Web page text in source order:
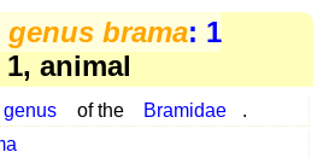
genus brama: 1
animal
genus of the Bramidae
.